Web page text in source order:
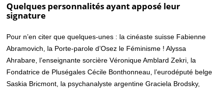
Quelques personnalités ayant apposé leur
signature
Pour n’en citer que quelques-unes : la cinéaste suisse Fabienne
Abramovich, la Porte-parole d’Osez le Féminisme ! Alyssa
Ahrabare, l’enseignante sorcière Véronique Amblard Zekri, la
Fondatrice de Pluségales Cécile Bonthonneau, l’eurodéputé belge
Saskia Bricmont, la psychanalyste argentine Graciela Brodsky,